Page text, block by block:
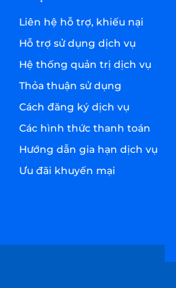
Liên hệ hỗ trợ, khiếu nại
Hỗ trợ sử dụng dịch vụ
Hệ thống quản trị dịch vụ
Thỏa thuận sử dụng
Cách đăng ký dịch vụ
Các hình thức thanh toán
Hướng dẫn gia hạn dịch vụ
Ưu đãi khuyến mại